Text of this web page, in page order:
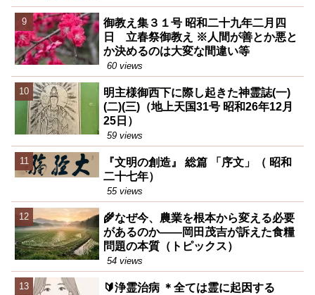
御教え集３１号 昭和二十九年二月四
日 立春祭御教え ※人間が善とか悪と
か決めるのは大変な間違い等
60 views
明主様御西下に際し起きた神霊誌(一)
(二)(三)（地上天国31号 昭和26年12月
25日）
59 views
『文明の創造』 総篇 「序文」（ 昭和
二十七年）
55 views
🌾なぜ今、農業を根本から変える必要
があるのか――岡田茂吉が訴えた食糧
問題の本質（トピックス）
54 views
🔰浄霊治病 ＊全ては霊に起因する